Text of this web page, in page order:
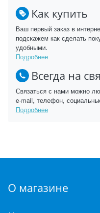
Как купить
Ваш первый заказ в
подскажем как сделать
удобными.
Подробнее
Всегда на
Связаться с нами можно
e-mail, телефон,
Подробнее
О магазине